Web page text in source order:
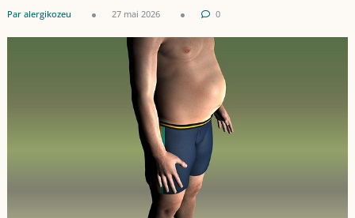
Par alergikozeu 27 mai 2026 0